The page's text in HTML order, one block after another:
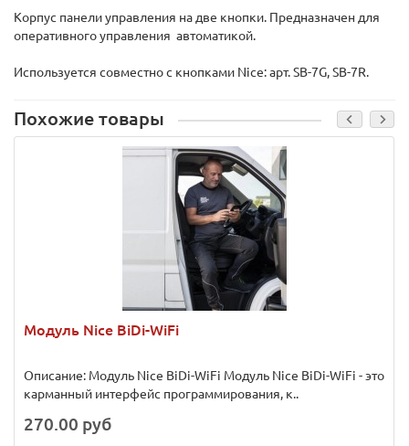
Корпус панели управления на две кнопки. Предназначен для
оперативного управления автоматикой.
Используется совместно с кнопками Nice: арт. SB-7G, SB-7R.
Похожие товары
Модуль Nice BiDi-WiFi
Описание: Модуль Nice BiDi-WiFi Модуль Nice BiDi-WiFi - это
карманный интерфейс программирования, к..
270.00 руб